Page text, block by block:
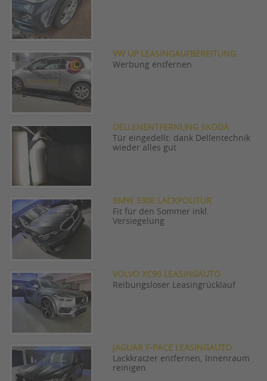
VW UP LEASINGAUFBEREITUNG
Werbung entfernen
DELLENENTFERNUNG SKODA
Tür eingedellt: dank Dellentechnik
wieder alles gut
BMW 330E LACKPOLITUR
Fit für den Sommer inkl.
Versiegelung
VOLVO XC90 LEASINGAUTO
Reibungsloser Leasingrücklauf
JAGUAR F-PACE LEASINGAUTO
Lackkratzer entfernen, Innenraum
reinigen